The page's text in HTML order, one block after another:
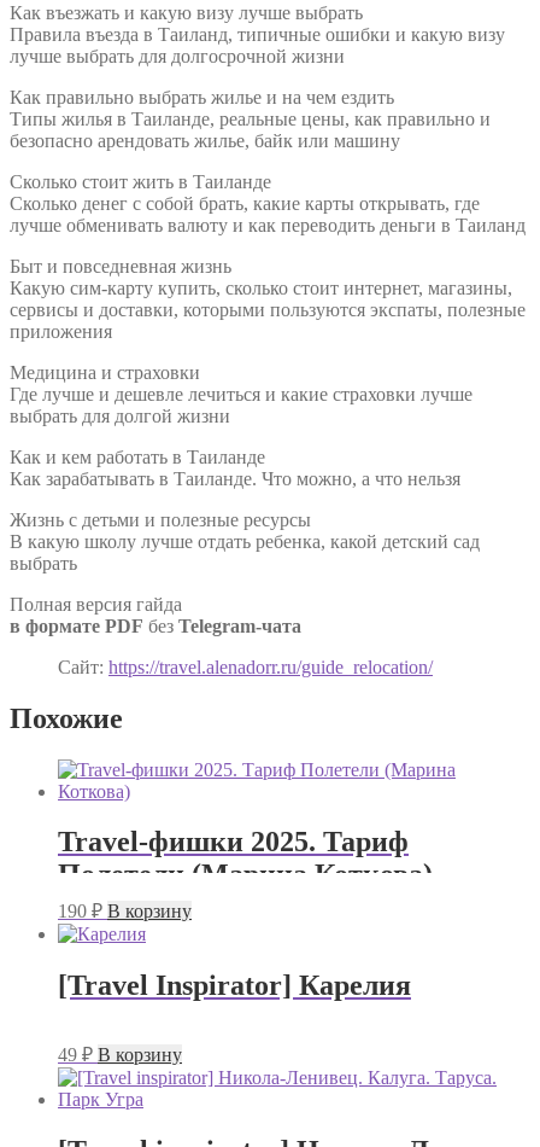
Как въезжать и какую визу лучше выбрать
Правила въезда в Таиланд, типичные ошибки и какую визу
лучше выбрать для долгосрочной жизни
Как правильно выбрать жилье и на чем ездить
Типы жилья в Таиланде, реальные цены, как правильно и
безопасно арендовать жилье, байк или машину
Сколько стоит жить в Таиланде
Сколько денег с собой брать, какие карты открывать, где
лучше обменивать валюту и как переводить деньги в Таиланд
Быт и повседневная жизнь
Какую сим-карту купить, сколько стоит интернет, магазины,
сервисы и доставки, которыми пользуются экспаты, полезные
приложения
Медицина и страховки
Где лучше и дешевле лечиться и какие страховки лучше
выбрать для долгой жизни
Как и кем работать в Таиланде
Как зарабатывать в Таиланде. Что можно, а что нельзя
Жизнь с детьми и полезные ресурсы
В какую школу лучше отдать ребенка, какой детский сад
выбрать
Полная версия гайда
в формате PDF без Telegram-чата
Сайт: https://travel.alenadorr.ru/guide_relocation/
Похожие
Travel-фишки 2025. Тариф
Полетели (Марина Коткова)
190 ₽ В корзину
[Travel Inspirator] Карелия
49 ₽ В корзину